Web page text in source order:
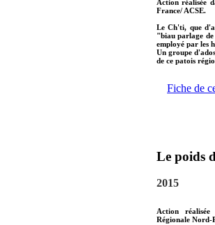
Action réalisée
France/ ACSE.
Le Ch'ti, que
"biau parlage
employé par les
Un groupe
de ce patois
Fiche de
Le poids
2015
Action
Régionale Nord-